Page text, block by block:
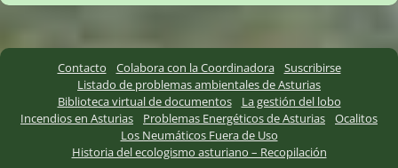
Contacto Colabora con la Coordinadora
Suscribirse
Listado de problemas ambientales de Asturias
Biblioteca virtual de documentos
La gestión del lobo
Incendios en Asturias
Problemas Energéticos de Asturias
Ocalitos
Los Neumáticos Fuera de Uso
Historia del ecologismo asturiano – Recopilación